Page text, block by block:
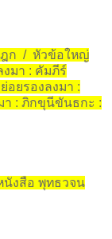
ฎก / หัวข้อใหญ่
มา : คัมภีร์
อยรองลงมา :
: ภิกขุนีขันธกะ :
นังสือ พุทธวจน